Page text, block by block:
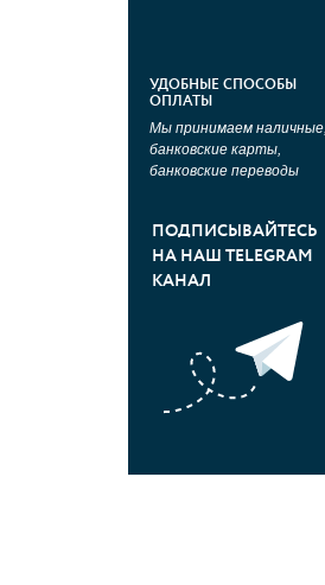
УДОБНЫЕ СПОСОБЫ
ОПЛАТЫ
Мы принимаем наличные,
банковские карты,
банковские переводы
ПОДПИСЫВАЙТЕСЬ
НА НАШ TELEGRAM
КАНАЛ